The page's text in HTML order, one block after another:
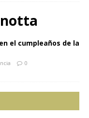
el cumpleaños de la
0